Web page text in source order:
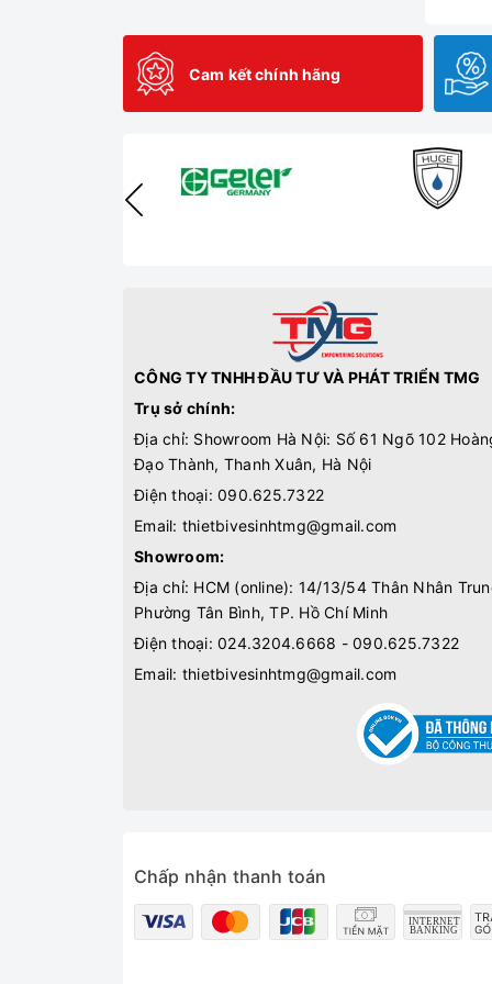
Cam kết chính hãng
CÔNG TY TNHH ĐẦU TƯ VÀ PHÁT TRIỂN TMG
Trụ sở chính:
Địa chỉ: Showroom Hà Nội: Số 61 Ngõ 102
Đạo Thành, Thanh Xuân, Hà Nội
Điện thoại: 090.625.7322
Email: thietbivesinhtmg@gmail.com
Showroom:
Địa chỉ: HCM (online): 14/13/54 Thân Nhân
Phường Tân Bình, TP. Hồ Chí Minh
Điện thoại: 024.3204.6668 - 090.625.7322
Email: thietbivesinhtmg@gmail.com
Chấp nhận thanh toán